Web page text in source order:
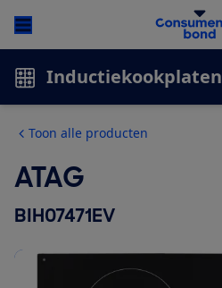
Inductiekookplaten
Toon alle producten
ATAG
BIH07471EV